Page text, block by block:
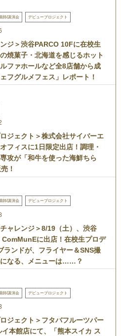
師/講演会 デビュープロジェクト
ジ＞渋谷PARCO 10Fに在校生
焼菓子・北海道を感じるホット
ファホールなど全8店舗から成
フグルメフェス」レポート！
ジェクト＞株式会社サイバーエ
フィスに1日限定出店！調理・
攻が「和牛を使った海鮮ちら
！
師/講演会 デビュープロジェクト
ャレンジ＞8/19（土）、渋谷
ComMunEに出店！在校生プロデ
ランドが、フライヤー＆SNS撮
なる、メニューは……？
師/講演会 デビュープロジェクト
ジェクト＞フタバフルーツパー
本館店にて、「熊本スイカ ス